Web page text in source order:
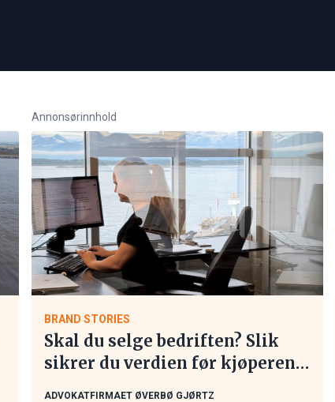
Annonsørinnhold
BRAND STORIES
Skal du selge bedriften? Slik
sikrer du verdien før kjøperen
ADVOKATFIRMAET ØVERBØ GJØRTZ